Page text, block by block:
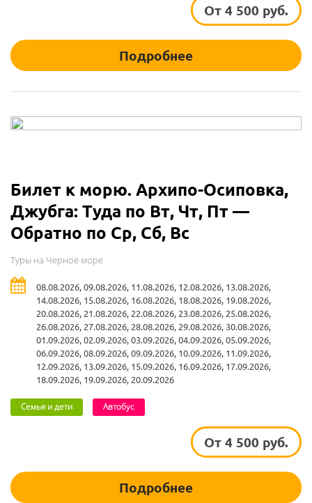
От 4 500 руб.
Подробнее
Билет к морю. Архипо-Осиповка,
Джубга: Туда по Вт, Чт, Пт —
Обратно по Ср, Сб, Вс
Туры на Черное море
08.08.2026, 09.08.2026, 11.08.2026, 12.08.2026, 13.08.2026,
14.08.2026, 15.08.2026, 16.08.2026, 18.08.2026, 19.08.2026,
20.08.2026, 21.08.2026, 22.08.2026, 23.08.2026, 25.08.2026,
26.08.2026, 27.08.2026, 28.08.2026, 29.08.2026, 30.08.2026,
01.09.2026, 02.09.2026, 03.09.2026, 04.09.2026, 05.09.2026,
06.09.2026, 08.09.2026, 09.09.2026, 10.09.2026, 11.09.2026,
12.09.2026, 13.09.2026, 15.09.2026, 16.09.2026, 17.09.2026,
18.09.2026, 19.09.2026, 20.09.2026
Семья и дети Автобус
От 4 500 руб.
Подробнее